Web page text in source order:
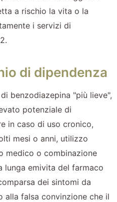
a rischio la vita o la
i servizi di
di dipendenza
benzodiazepina "più lieve",
potenziale di
in caso di uso cronico,
mesi o anni, utilizzo
medico o combinazione
lunga emivita del farmaco
dei sintomi da
alla falsa convinzione che il